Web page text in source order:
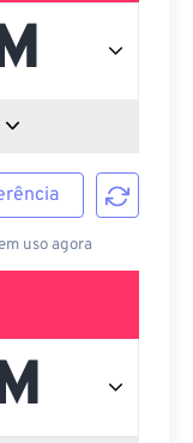
uso agora